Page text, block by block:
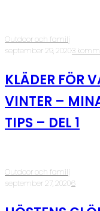
Outdoor och familj
·september 29, 2020·3
KLÄDER FÖR
VINTER –
TIPS – DEL 1
Outdoor och familj
·september 27, 2020·6